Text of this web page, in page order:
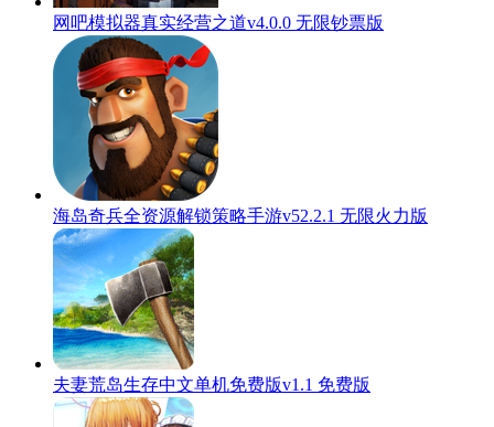
网吧模拟器真实经营之道v4.0.0 无限钞票版
海岛奇兵全资源解锁策略手游v52.2.1 无限火力版
夫妻荒岛生存中文单机免费版v1.1 免费版